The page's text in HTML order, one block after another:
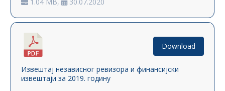
Извештај независног ревизора и финансијски
извештаји за 2019. годину
Download